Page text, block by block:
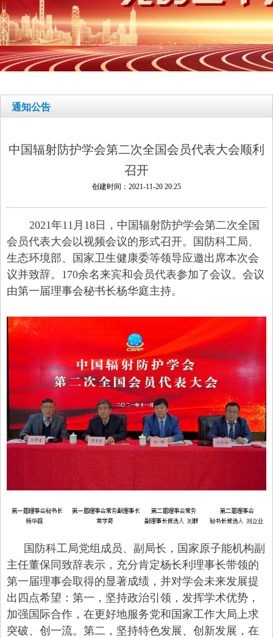
通知公告
中国辐射防护学会第二次全国会员代表大会顺利
召开
创建时间： 2021-11-20 20:25
2021年11月18日，中国辐射防护学会第二次全国
会员代表大会以视频会议的形式召开。国防科工局、
生态环境部、国家卫生健康委等领导应邀出席本次会
议并致辞。170余名来宾和会员代表参加了会议。会议
由第一届理事会秘书长杨华庭主持。
国防科工局党组成员、副局长，国家原子能机构副
主任董保同致辞表示，充分肯定杨长利理事长带领的
第一届理事会取得的显著成绩，并对学会未来发展提
出四点希望：第一，坚持政治引领，发挥学术优势，
加强国际合作，在更好地服务党和国家工作大局上求
突破、创一流。第二，坚持特色发展、创新发展，在